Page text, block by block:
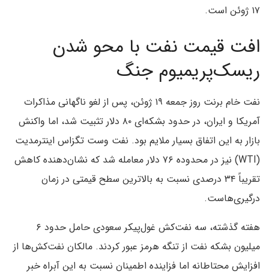
۱۷ ژوئن است.
افت قیمت نفت با محو شدن
ریسک‌پریمیوم جنگ
نفت خام برنت روز جمعه ۱۹ ژوئن، پس از لغو ناگهانی مذاکرات
آمریکا و ایران، در حدود بشکه‌ای ۸۰ دلار تثبیت شد، اما واکنش
بازار به این اتفاق بسیار ملایم بود. نفت وست تگزاس اینترمدیت
(WTI) نیز در محدوده ۷۶ دلار معامله شد که نشان‌دهنده کاهش
تقریباً ۳۴ درصدی نسبت به بالاترین سطح قیمتی در زمان
درگیری‌هاست.
هفته گذشته، سه نفت‌کش غول‌پیکر سعودی حامل حدود ۶
میلیون بشکه نفت از تنگه هرمز عبور کردند. مالکان نفت‌کش‌ها از
افزایش محتاطانه اما فزاینده اطمینان نسبت به این آبراه خبر